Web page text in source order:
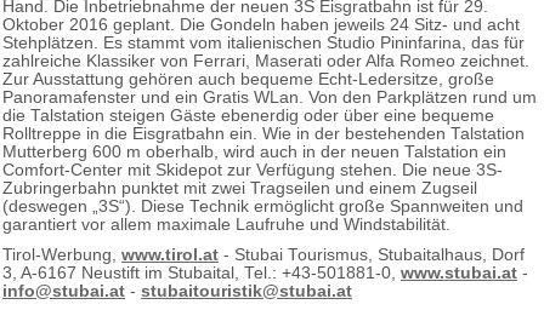
Hand. Die Inbetriebnahme der neuen 3S Eisgratbahn ist für 29.
Oktober 2016 geplant. Die Gondeln haben jeweils 24 Sitz- und acht
Stehplätzen. Es stammt vom italienischen Studio Pininfarina, das für
zahlreiche Klassiker von Ferrari, Maserati oder Alfa Romeo zeichnet.
Zur Ausstattung gehören auch bequeme Echt-Ledersitze, große
Panoramafenster und ein Gratis WLan. Von den Parkplätzen rund um
die Talstation steigen Gäste ebenerdig oder über eine bequeme
Rolltreppe in die Eisgratbahn ein. Wie in der bestehenden Talstation
Mutterberg 600 m oberhalb, wird auch in der neuen Talstation ein
Comfort-Center mit Skidepot zur Verfügung stehen. Die neue 3S-
Zubringerbahn punktet mit zwei Tragseilen und einem Zugseil
(deswegen „3S“). Diese Technik ermöglicht große Spannweiten und
garantiert vor allem maximale Laufruhe und Windstabilität.
Tirol-Werbung, www.tirol.at - Stubai Tourismus, Stubaitalhaus, Dorf
3, A-6167 Neustift im Stubaital, Tel.: +43-501881-0, www.stubai.at -
info@stubai.at - stubaitouristik@stubai.at